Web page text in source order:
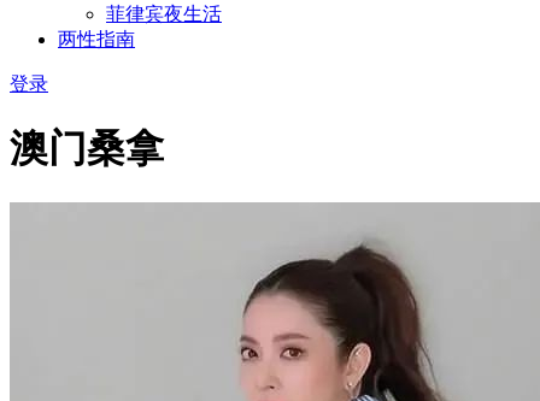
菲律宾夜生活
两性指南
登录
澳门桑拿